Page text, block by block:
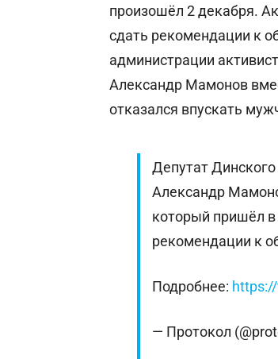
произошёл 2 декабря.
сдать рекомендации к
администрации
Александр Мамонов
отказался впускать
Депутат Динского
Александр
который пришёл
рекомендации к
Подробнее:
— Протокол